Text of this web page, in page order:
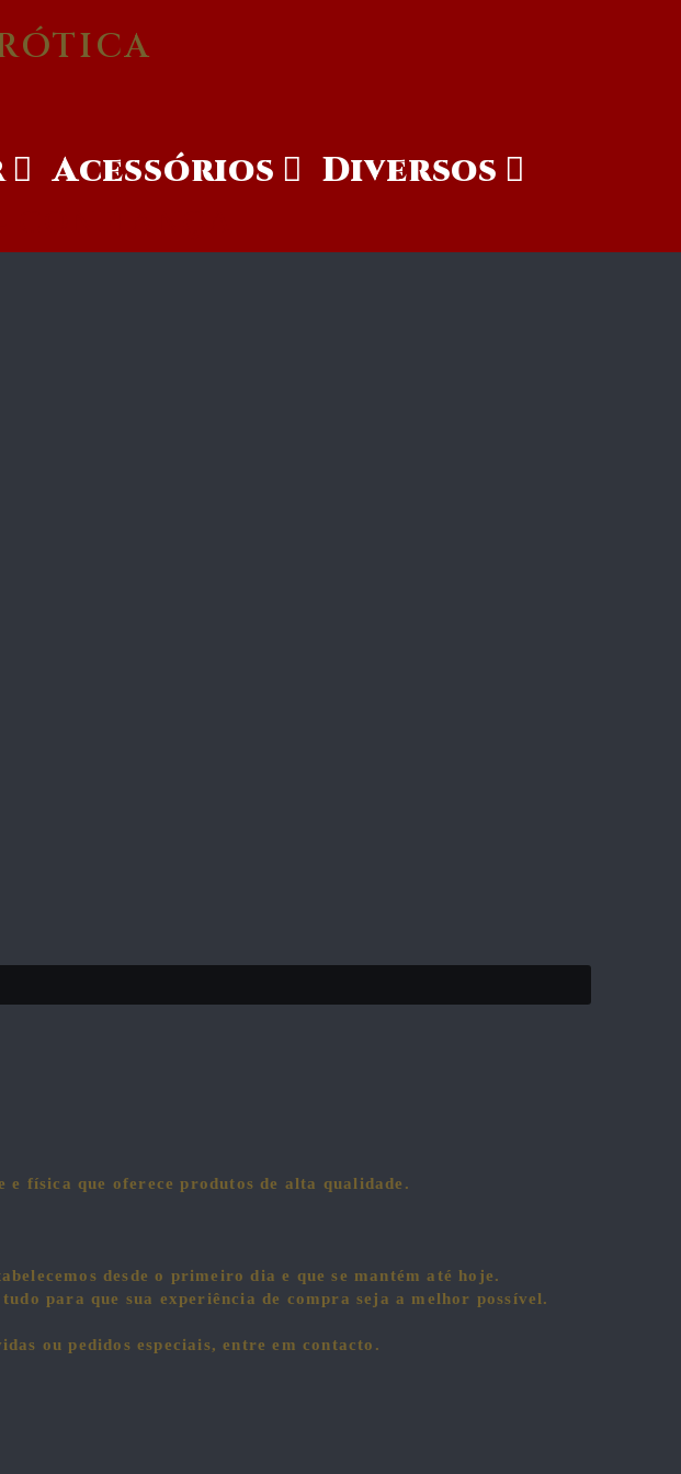
Acessórios Diversos
e física que oferece produtos de alta qualidade.
desde o primeiro dia e que se mantém até hoje.
para que sua experiência de compra seja a melhor possível.
ou pedidos especiais, entre em contacto.